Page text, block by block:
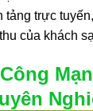
tảng trực
của khách